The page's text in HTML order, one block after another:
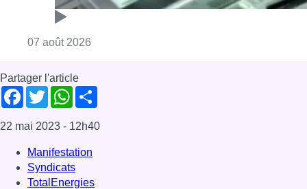
07 août 2026
Partager l'article
Facebook
TwitterWhatsApp
22 mai 2023 - 12h40
Manifestation
Syndicats
TotalEnergies